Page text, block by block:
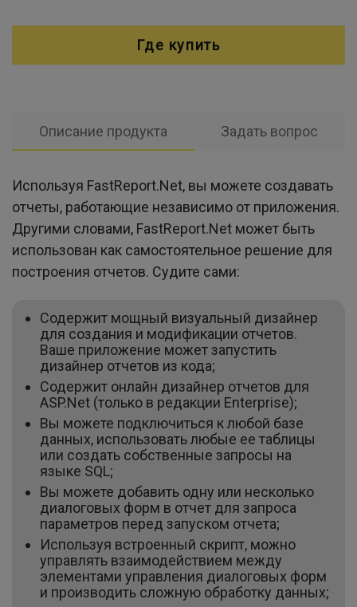
Где купить
Описание продукта Задать вопрос
Используя FastReport.Net, вы можете создавать
отчеты, работающие независимо от приложения.
Другими словами, FastReport.Net может быть
использован как самостоятельное решение для
построения отчетов. Судите сами:
Cодержит мощный визуальный дизайнер
для создания и модификации отчетов.
Ваше приложение может запустить
дизайнер отчетов из кода;
Содержит онлайн дизайнер отчетов для
ASP.Net (только в редакции Enterprise);
Вы можете подключиться к любой базе
данных, использовать любые ее таблицы
или создать собственные запросы на
языке SQL;
Вы можете добавить одну или несколько
диалоговых форм в отчет для запроса
параметров перед запуском отчета;
Используя встроенный скрипт, можно
управлять взаимодействием между
элементами управления диалоговых форм
и производить сложную обработку данных;